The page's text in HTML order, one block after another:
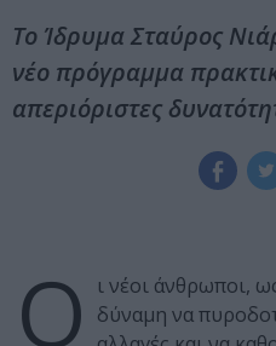
Το Ίδρυμα Σταύρος
νέο πρόγραμμα
απεριόριστες
Ο
ι νέοι άνθρωποι,
δύναμη να